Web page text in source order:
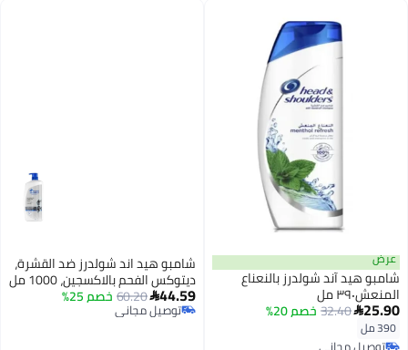
آند شولدرز بالنعناع
32.40خصم 20%
شامبو هيد اند شولدرز ضد القشرة،
ديتوكس الفحم بالاكسجين، 1000 مل
44.59
60.20خصم 25%
توصيل مجاني
توصيل مجاني